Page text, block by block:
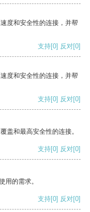
度和安全性的连接，并帮
支持[0] 反对[0]
度和安全性的连接，并帮
支持[0] 反对[0]
盖和最高安全性的连接。
支持[0] 反对[0]
用的需求。
支持[0] 反对[0]